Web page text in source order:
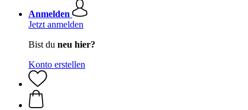
Anmelden
Jetzt anmelden
Bist du neu hier?
Konto erstellen